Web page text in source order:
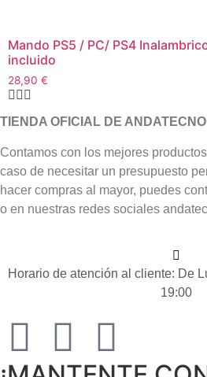
Mando PS5 / PC/ PS4
incluido
28,90 €
TIENDA OFICIAL DE ANDATECNO
Contamos con los mejores
caso de necesitar un presupuesto
hacer compras al mayor, puedes
o en nuestras redes sociales
Horario de atención al cliente: De
19:00